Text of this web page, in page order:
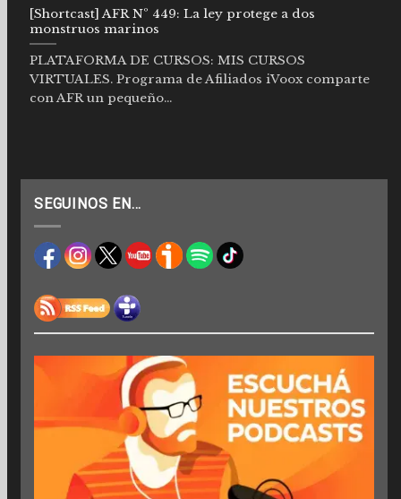
[Shortcast] AFR Nº 449: La ley protege a dos
monstruos marinos
PLATAFORMA DE CURSOS: MIS CURSOS
VIRTUALES. Programa de Afiliados iVoox comparte
con AFR un pequeño...
SEGUINOS EN…